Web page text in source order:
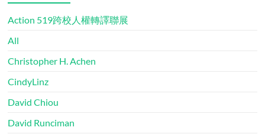
Action 519跨校人權轉譯聯展
All
Christopher H. Achen
CindyLinz
David Chiou
David Runciman